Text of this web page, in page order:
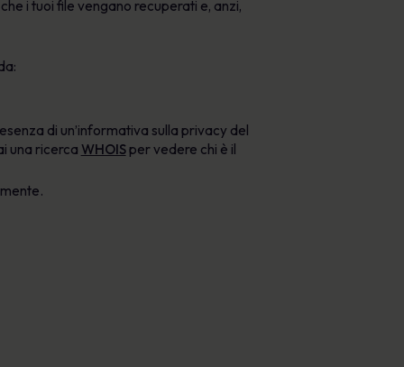
i tuoi file vengano recuperati e, anzi,
di un’informativa sulla privacy del
una ricerca WHOISper vedere chi è il